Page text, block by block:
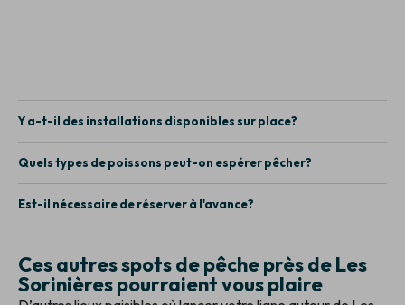
Y a-t-il des installations disponibles sur place?
Quels types de poissons peut-on espérer pêcher?
Est-il nécessaire de réserver à l'avance?
Ces autres spots de pêche près de Les
Sorinières pourraient vous plaire